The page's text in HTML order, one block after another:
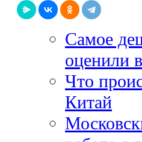
Самое
оценили
Что
Китай